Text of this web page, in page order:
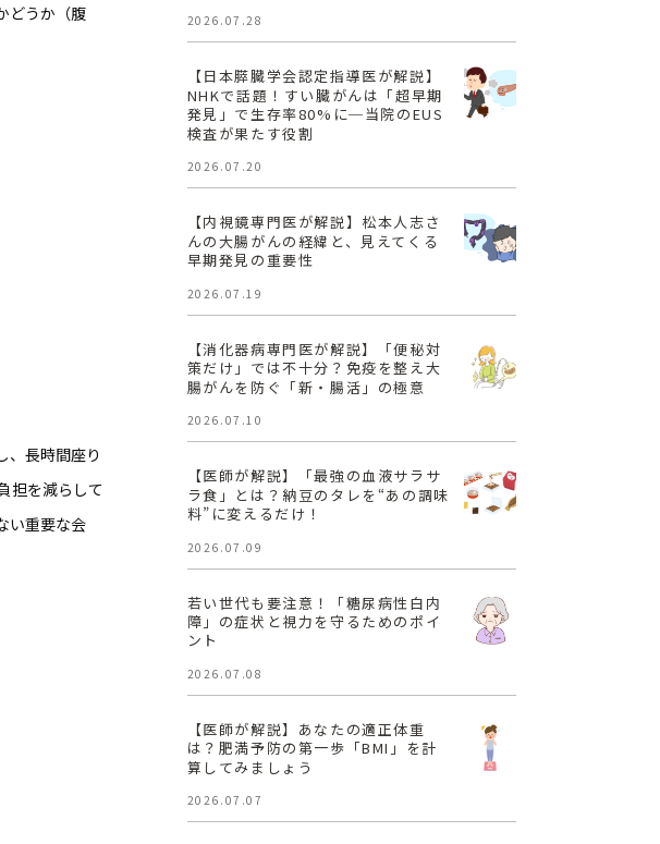
どうか（腹
、長時間座り
担を減らして
い重要な会
2026.07.28
【日本膵臓学会認定指導医が解説】
NHKで話題！すい臓がんは「超早期
発見」で生存率80%に─当院のEUS
検査が果たす役割
2026.07.20
【内視鏡専門医が解説】松本人志さ
んの大腸がんの経緯と、見えてくる
早期発見の重要性
2026.07.19
【消化器病専門医が解説】「便秘対
策だけ」では不十分？免疫を整え大
腸がんを防ぐ「新・腸活」の極意
2026.07.10
【医師が解説】「最強の血液サラサ
ラ食」とは？納豆のタレを“あの調味
料”に変えるだけ！
2026.07.09
若い世代も要注意！「糖尿病性白内
障」の症状と視力を守るためのポイ
ント
2026.07.08
【医師が解説】あなたの適正体重
は？肥満予防の第一歩「BMI」を計
算してみましょう
2026.07.07